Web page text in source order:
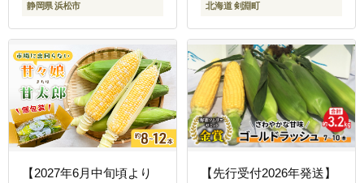
不可：離島】
静岡県 浜松市 北海道 剣淵町
【2027年6月中旬頃より
【先行受付2026年発送】